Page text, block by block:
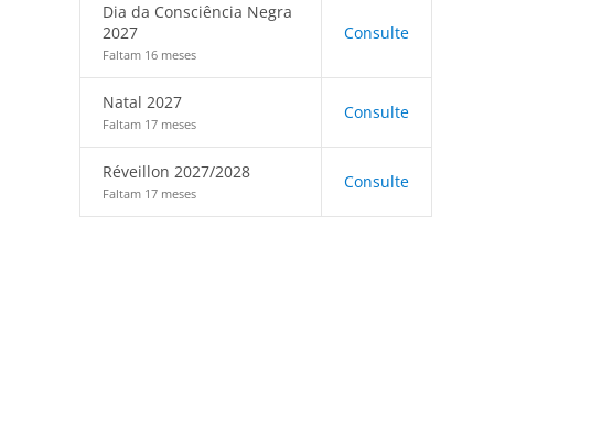
Dia da Consciência Negra
2027
Faltam 16 meses
Consulte
Natal 2027
Faltam 17 meses
Consulte
Réveillon 2027/2028
Faltam 17 meses
Consulte